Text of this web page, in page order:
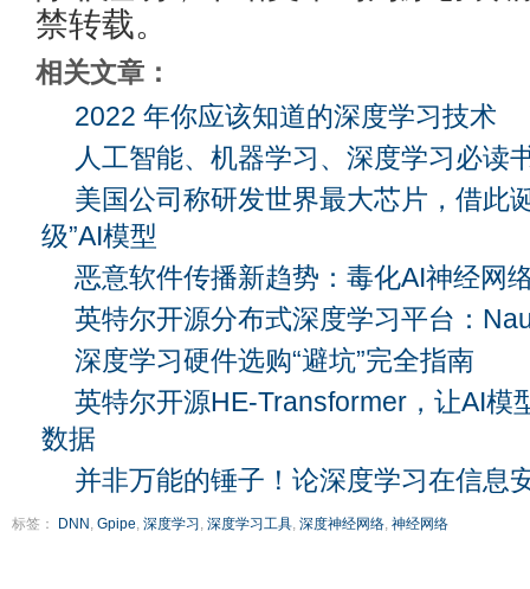
禁转载。
相关文章：
2022 年你应该知道的深度学习技术
人工智能、机器学习、深度学习必读
美国公司称研发世界最大芯片，借此
级”AI模型
恶意软件传播新趋势：毒化AI神经网
英特尔开源分布式深度学习平台：
深度学习硬件选购“避坑”完全指南
英特尔开源HE-Transformer，让AI模
数据
并非万能的锤子！论深度学习在信息
标签： DNN , Gpipe, 深度学习 , 深度学习工具, 深度神经网络, 神经网络